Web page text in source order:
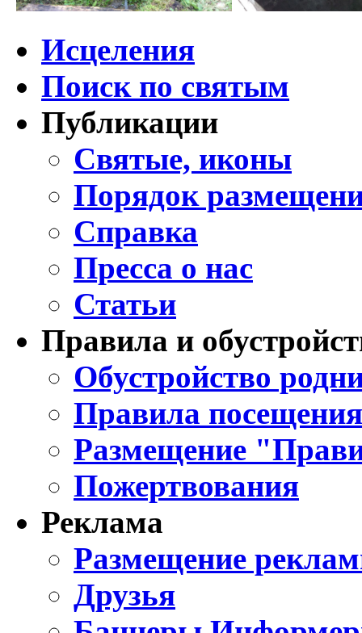
Исцеления
Поиск по святым
Публикации
Святые, иконы
Порядок
Справка
Пресса о нас
Статьи
Правила и
Обустройство
Правила
Размещение
Пожертвования
Реклама
Размещение
Друзья